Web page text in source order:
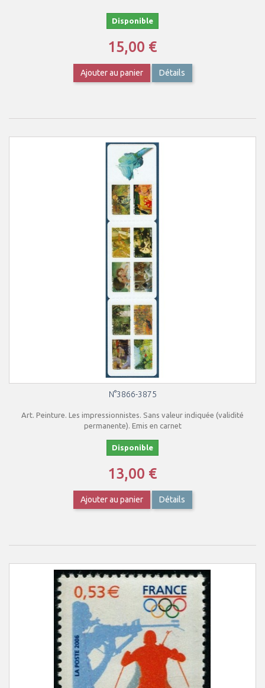
Disponible
15,00 €
Ajouter au panier Détails
N°3866-3875
Art. Peinture. Les impressionnistes. Sans valeur indiquée (validité
permanente). Emis en carnet
Disponible
13,00 €
Ajouter au panier Détails